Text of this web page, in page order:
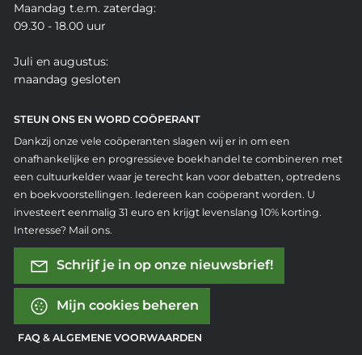
Maandag t.e.m. zaterdag:
09.30 - 18.00 uur
Juli en augustus:
maandag gesloten
STEUN ONS EN WORD COÖPERANT
Dankzij onze vele coöperanten slagen wij er in om een
onafhankelijke en progressieve boekhandel te combineren met
een cultuurkelder waar je terecht kan voor debatten, optredens
en boekvoorstellingen. Iedereen kan coöperant worden. U
investeert eenmalig 31 euro en krijgt levenslang 10% korting.
Interesse? Mail ons.
Schrijf je in op onze nieuwsbrief!
Mijn cookies beheren
FAQ & ALGEMENE VOORWAARDEN